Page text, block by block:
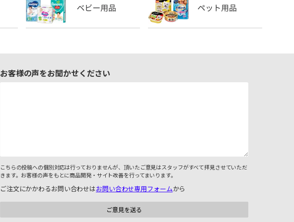
お客様の声をお聞かせください
こちらの投稿への個別対応は行っておりませんが、頂いたご意見はスタッフがすべて拝見させていただ
きます。お客様の声をもとに商品開発・サイト改善を行ってまいります。
ご注文にかかわるお問い合わせはお問い合わせ専用フォームから